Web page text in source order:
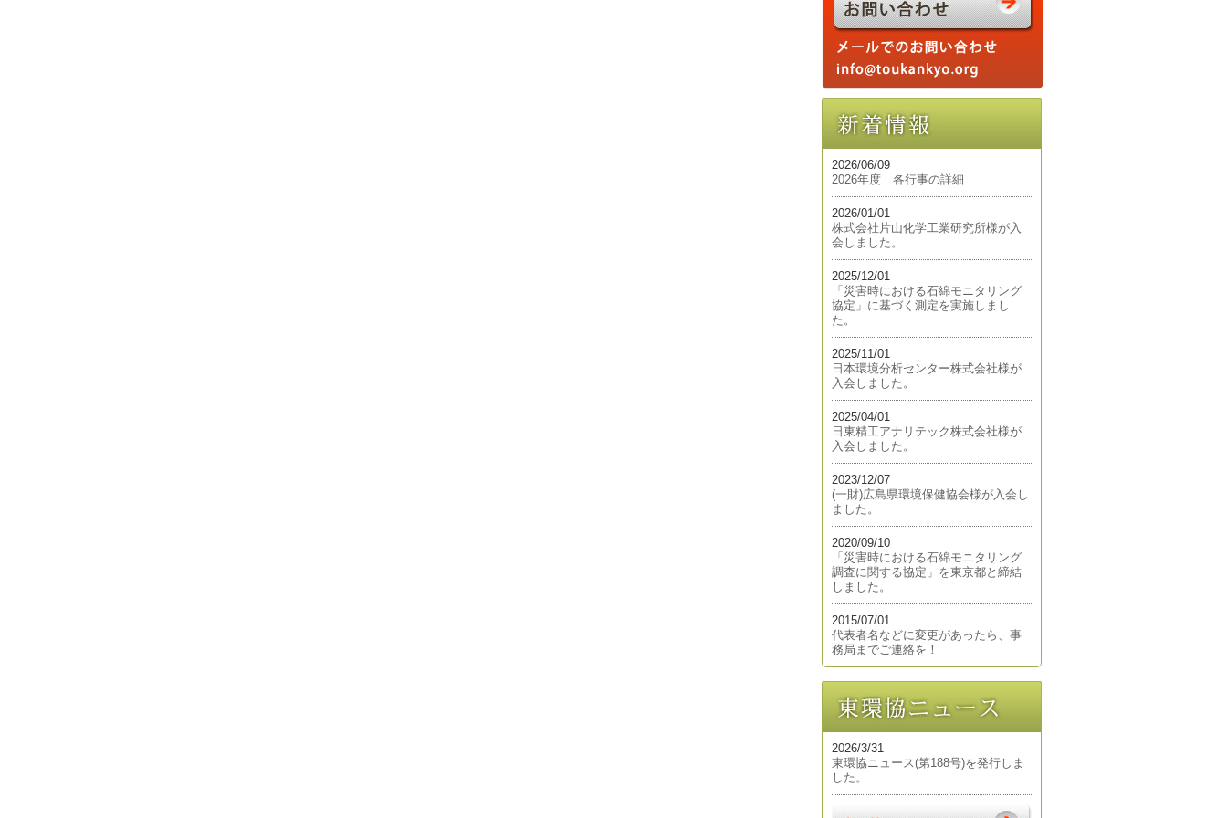
2026/06/09
2026年度 各行事の詳細
2026/01/01
株式会社片山化学工業研究所様が入
会しました。
2025/12/01
「災害時における石綿モニタリング
協定」に基づく測定を実施しまし
た。
2025/11/01
日本環境分析センター株式会社様が
入会しました。
2025/04/01
日東精工アナリテック株式会社様が
入会しました。
2023/12/07
(一財)広島県環境保健協会様が入会し
ました。
2020/09/10
「災害時における石綿モニタリング
調査に関する協定」を東京都と締結
しました。
2015/07/01
代表者名などに変更があったら、事
務局までご連絡を！
2026/3/31
東環協ニュース(第188号)を発行しま
した。